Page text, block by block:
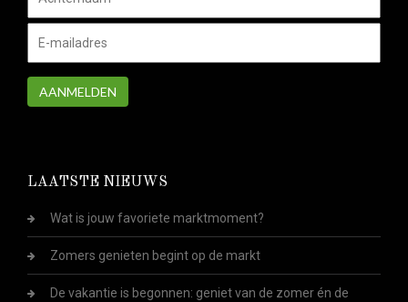
AANMELDEN
LAATSTE NIEUWS
Wat is jouw favoriete marktmoment?
Zomers genieten begint op de markt
De vakantie is begonnen: geniet van de zomer én de